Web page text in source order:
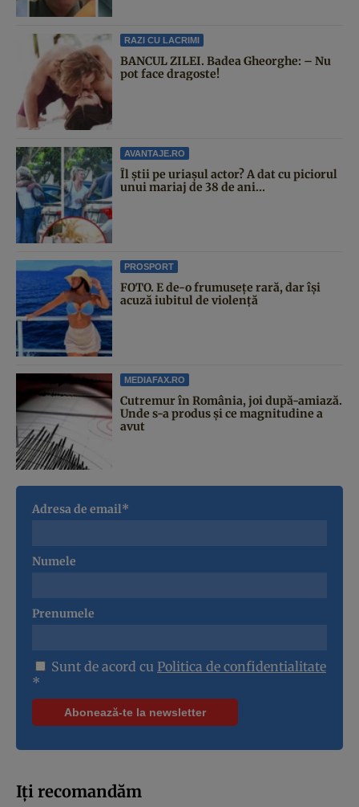
RAZI CU LACRIMI
BANCUL ZILEI. Badea Gheorghe: – Nu
pot face dragoste!
AVANTAJE.RO
Îl știi pe uriașul actor? A dat cu piciorul
unui mariaj de 38 de ani...
PROSPORT
FOTO. E de-o frumusețe rară, dar își
acuză iubitul de violență
MEDIAFAX.RO
Cutremur în România, joi după-amiază.
Unde s-a produs și ce magnitudine a
avut
Adresa de email*
Numele
Prenumele
Sunt de acord cu Politica de confidentialitate
*
Iți recomandăm